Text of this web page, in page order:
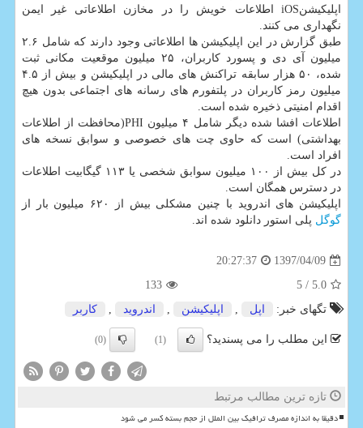
اپلیكیشنiOS اطلاعات خویش را در مخازن اطلاعاتی غیر ایمن
نگهداری می كنند.
طبق گزارش در این اپلیكیشن ها اطلاعاتی وجود دارند كه شامل ۲.۶
میلیون آی دی و پسورد كاربران، ۲۵ میلیون موقعیت مكانی ثبت
شده، ۵۰ هزار سابقه تراكنش های مالی در اپلیكیشن و بیش از ۴.۵
میلیون رمز كاربران در پلتفورم های رسانه های اجتماعی بدون هیچ
اقدام امنیتی ذخیره شده است.
اطلاعات افشا شده دیگر شامل ۴ میلیون PHI(محافظت از اطلاعات
بهداشتی) است كه حاوی چت های خصوصی و سوابق نسخه های
افراد است.
در كل بیش از ۱۰۰ میلیون سوابق شخصی یا ۱۱۳ گیگابیت اطلاعات
در دسترس همگان است.
اپلیكیشن های اندروید با چنین مشكلی بیش از ۶۲۰ میلیون بار از
گوگل پلی استور دانلود شده اند.
1397/04/09
20:27:37
5.0
/ 5
133
تگهای خبر:
اپل , اپلیكیشن , اندروید , كاربر
این مطلب را می پسندید؟ (1)
(0)
تازه ترین مطالب مرتبط
دقیقا به اندازه مصرف ترافیک بین الملل از حجم بسته کسر می شود